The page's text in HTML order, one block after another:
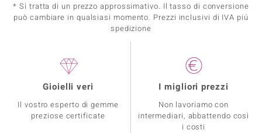
* Si tratta di un prezzo approssimativo. Il tasso di conversione
può cambiare in qualsiasi momento. Prezzi inclusivi di IVA piú
spedizione
Gioielli veri
Il vostro esperto di gemme
preziose certificate
I migliori prezzi
Non lavoriamo con
intermediari, abbattendo così
i costi